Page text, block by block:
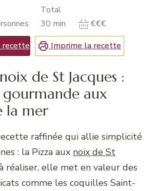
Total
30 minutes
min
€€€
recette
Imprime la recette
de St Jacques :
gourmande aux
la mer
raffinée qui allie simplicité
: la Pizza aux noix de St
réaliser, elle met en valeur des
comme les coquilles Saint-